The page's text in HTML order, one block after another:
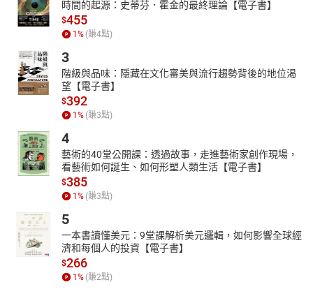
時間的起源：史蒂芬．霍金的最終理論【電子書】
$455
1 % (賺4點)
3
階級與品味：隱藏在文化審美與流行趨勢背後的地位渴
望【電子書】
$392
1 % (賺3點)
4
藝術的40堂公開課：透過故事，走進藝術家創作現場，
看藝術如何誕生、如何形塑人類生活【電子書】
$385
1 % (賺3點)
5
一本書讀懂美元：9堂課解析美元邏輯，如何影響全球經
濟和每個人的投資【電子書】
$266
1 % (賺2點)